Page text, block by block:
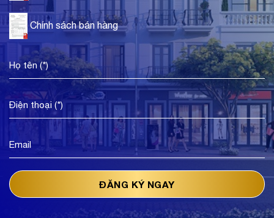
Chính sách bán hàng